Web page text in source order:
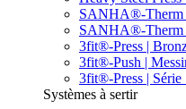
SANHA®-Therm
SANHA®-Therm
3fit®-Press |
3fit®-Push |
3fit®-Press | Série
Systèmes à sertir